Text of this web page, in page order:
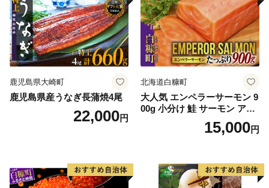
鹿児島県大崎町
鹿児島県産うなぎ長蒲焼4尾
22,000円
北海道白糠町
大人気 エンペラーサーモン 9
00g 小分け 鮭 サーモン アト
ランティックサーモン 水産
庁長官賞 受賞 さけ シャケ し
満足 美味しい 贈答 生食用 刺
身 お刺身 刺し身 魚介類 海鮮
15,000円